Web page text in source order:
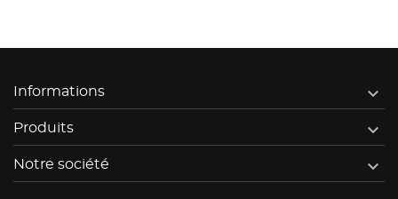
Informations 
Produits 
Notre société 